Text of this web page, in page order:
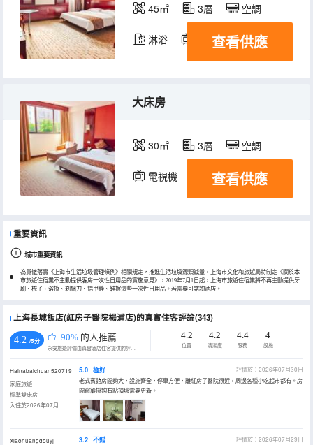
45㎡ 3層 空調
淋浴 電視機
查看供應
大床房
30㎡ 3層 空調
電視機 查看供應
重要資訊
城市重要資訊
為貫徹落實《上海市生活垃圾管理條例》相關規定，推進生活垃圾源頭減量，上海市文化和旅遊局特制定《關於本
市旅遊住宿業不主動提供客房一次性日用品的實施意見》，2019年7月1日起，上海市旅遊住宿業將不再主動提供牙
刷、梳子、浴擦、剃鬚刀、指甲銼、鞋擦這些一次性日用品。若需要可諮詢酒店。
上海長城飯店(紅房子醫院楊浦店)的真實住客評論(343)
4.2 /5分 90% 的人推薦
永安旅遊評價由真實酒店住客提供的評價。
4.2
位置
4.2
清潔度
4.4
服務
4
設施
Hainabaichuan520719
家庭旅遊
標準雙床房
入住於2026年07月
5.0 極好
評價於：2026年07月30日
老式賓館房間夠大，設施齊全，停車方便，離紅房子醫院很近，周邊各種小吃超市都有。房
間窗簾掛鈎有點損壞需要更新。
Xiaohuangdouyj
3.2 不錯
評價於：2026年07月29日